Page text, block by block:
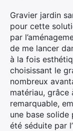
Gravier jardin
pour cette
par
de me lancer
à la fois
choisissant le
nombreux
matériau, grâce
remarquable,
une base solide
été séduite par